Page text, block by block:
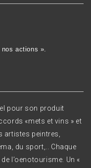
actions ».
pour son produit
«mets et vins » et
artistes peintres,
du sport,.. Chaque
l’oenotourisme. Un «